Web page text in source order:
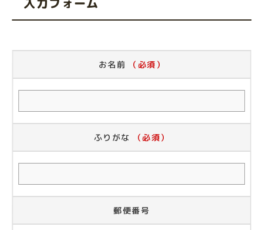
お名前 （必須）
ふりがな （必須）
郵便番号